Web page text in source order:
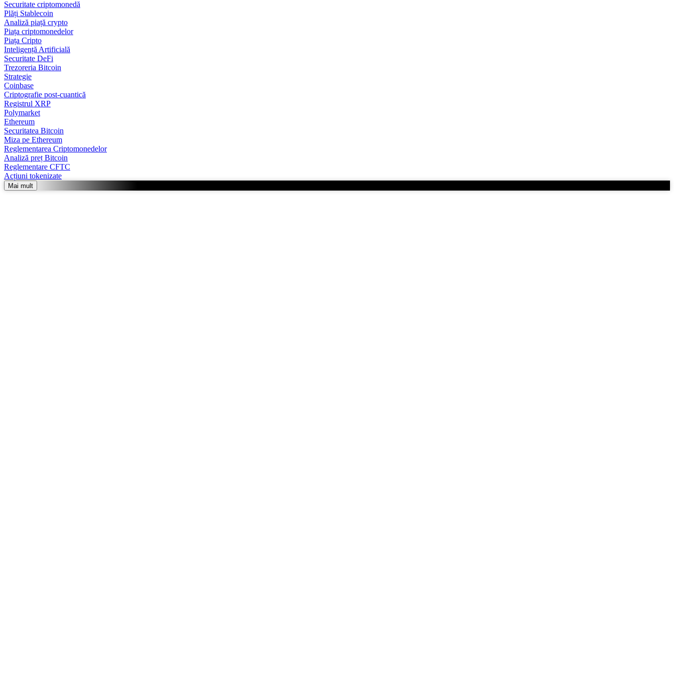
Securitate criptomonedă
Plăți Stablecoin
Analiză piață crypto
Piața criptomonedelor
Piața Cripto
Inteligență Artificială
Securitate DeFi
Trezoreria Bitcoin
Strategie
Coinbase
Criptografie post-cuantică
Registrul XRP
Polymarket
Ethereum
Securitatea Bitcoin
Miza pe Ethereum
Reglementarea Criptomonedelor
Analiză preț Bitcoin
Reglementare CFTC
Acțiuni tokenizate
Mai mult